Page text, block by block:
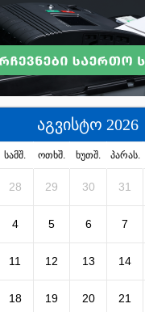
აგვისტო 2026
სამშ. ოთხშ. ხუთშ. პარას.
28 29 30 31
4 5 6 7
11 12 13 14
18 19 20 21